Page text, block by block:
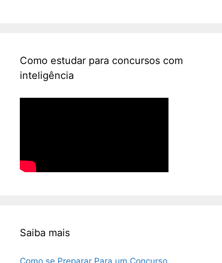
Como estudar para concursos com
inteligência
Saiba mais
Como se Preparar Para um Concurso